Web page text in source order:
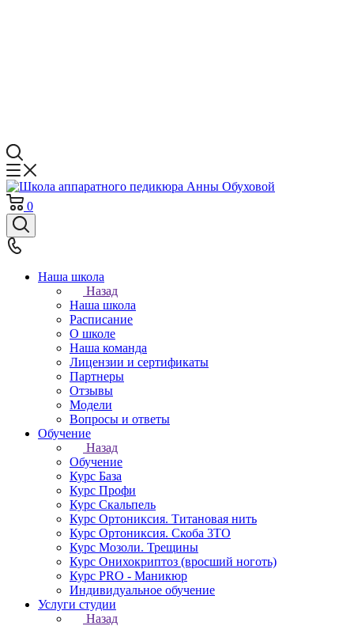
0
Наша школа
Назад
Наша школа
Расписание
О школе
Наша команда
Лицензии и сертификаты
Партнеры
Отзывы
Модели
Вопросы и ответы
Обучение
Назад
Обучение
Курс База
Курс Профи
Курс Скальпель
Курс Ортониксия. Титановая нить
Курс Ортониксия. Скоба 3ТО
Курс Мозоли. Трещины
Курс Онихокриптоз (вросший ноготь)
Курс PRO - Маникюр
Индивидуальное обучение
Услуги студии
Назад